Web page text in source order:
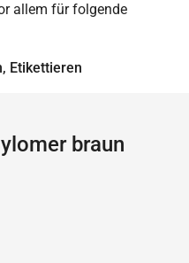
allem für folgende
Etikettieren
braun